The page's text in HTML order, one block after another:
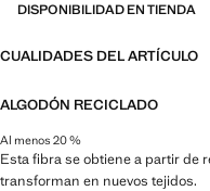
DISPONIBILIDAD EN TIENDA
CUALIDADES DEL ARTÍCULO
ALGODÓN RECICLADO
Al menos 20 %
Esta fibra se obtiene a partir de
transforman en nuevos tejidos.